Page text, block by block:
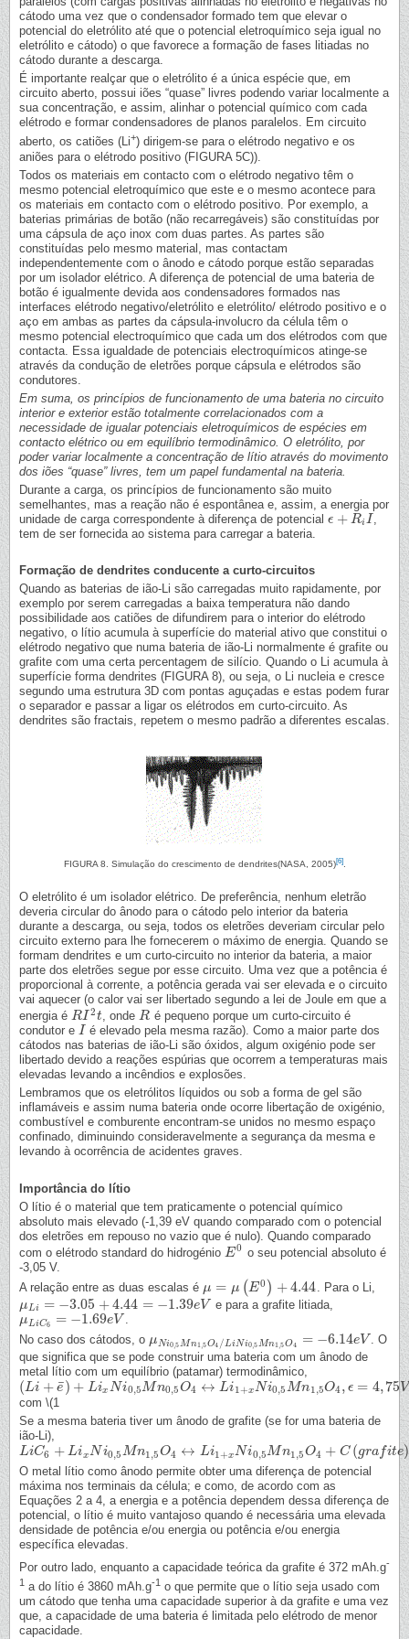
cátodo uma vez que o condensador formado tem que elevar o
potencial do eletrólito até que o potencial eletroquímico seja igual no
eletrólito e cátodo) o que favorece a formação de fases litiadas no
cátodo durante a descarga.
É importante realçar que o eletrólito é a única espécie que, em
circuito aberto, possui iões “quase” livres podendo variar localmente a
sua concentração, e assim, alinhar o potencial químico com cada
elétrodo e formar condensadores de planos paralelos. Em circuito
aberto, os catiões (Li+) dirigem-se para o elétrodo negativo e os
aniões para o elétrodo positivo (FIGURA 5C)).
Todos os materiais em contacto com o elétrodo negativo têm o
mesmo potencial eletroquímico que este e o mesmo acontece para
os materiais em contacto com o elétrodo positivo. Por exemplo, a
baterias primárias de botão (não recarregáveis) são constituídas por
uma cápsula de aço inox com duas partes. As partes são
constituídas pelo mesmo material, mas contactam
independentemente com o ânodo e cátodo porque estão separadas
por um isolador elétrico. A diferença de potencial de uma bateria de
botão é igualmente devida aos condensadores formados nas
interfaces elétrodo negativo/eletrólito e eletrólito/ elétrodo positivo e o
aço em ambas as partes da cápsula-involucro da célula têm o
mesmo potencial electroquímico que cada um dos elétrodos com que
contacta. Essa igualdade de potenciais electroquímicos atinge-se
através da condução de eletrões porque cápsula e elétrodos são
condutores.
Em suma, os princípios de funcionamento de uma bateria no circuito
interior e exterior estão totalmente correlacionados com a
necessidade de igualar potenciais eletroquímicos de espécies em
contacto elétrico ou em equilíbrio termodinâmico. O eletrólito, por
poder variar localmente a concentração de lítio através do movimento
dos iões “quase” livres, tem um papel fundamental na bateria.
Durante a carga, os princípios de funcionamento são muito
semelhantes, mas a reação não é espontânea e, assim, a energia por
unidade de carga correspondente à diferença de potencial ϵ + Ri I
ϵ +R iI
tem de ser fornecida ao sistema para carregar a bateria.
Formação de dendrites conducente a curto-circuitos
Quando as baterias de ião-Li são carregadas muito rapidamente, por
exemplo por serem carregadas a baixa temperatura não dando
possibilidade aos catiões de difundirem para o interior do elétrodo
negativo, o lítio acumula à superfície do material ativo que constitui o
elétrodo negativo que numa bateria de ião-Li normalmente é grafite ou
grafite com uma certa percentagem de silício. Quando o Li acumula à
superfície forma dendrites (FIGURA 8), ou seja, o Li nucleia e cresce
segundo uma estrutura 3D com pontas aguçadas e estas podem furar
o separador e passar a ligar os elétrodos em curto-circuito. As
dendrites são fractais, repetem o mesmo padrão a diferentes escalas.
FIGURA 8. Simulação do crescimento de dendrites(NASA, 2005)[6].
O eletrólito é um isolador elétrico. De preferência, nenhum eletrão
deveria circular do ânodo para o cátodo pelo interior da bateria
durante a descarga, ou seja, todos os eletrões deveriam circular pelo
circuito externo para lhe fornecerem o máximo de energia. Quando se
formam dendrites e um curto-circuito no interior da bateria, a maior
parte dos eletrões segue por esse circuito. Uma vez que a potência é
proporcional à corrente, a potência gerada vai ser elevada e o circuito
vai aquecer (o calor vai ser libertado segundo a lei de Joule em que a
energia é RI 2t
RI2 t , ondeR
R é pequeno porque um curto-circuito é
condutor e I
I é elevado pela mesma razão). Como a maior parte dos
cátodos nas baterias de ião-Li são óxidos, algum oxigénio pode ser
libertado devido a reações espúrias que ocorrem a temperaturas mais
elevadas levando a incêndios e explosões.
Lembramos que os eletrólitos líquidos ou sob a forma de gel são
inflamáveis e assim numa bateria onde ocorre libertação de oxigénio,
combustível e comburente encontram-se unidos no mesmo espaço
confinado, diminuindo consideravelmente a segurança da mesma e
levando à ocorrência de acidentes graves.
Importância do lítio
O lítio é o material que tem praticamente o potencial químico
absoluto mais elevado (-1,39 eV quando comparado com o potencial
dos eletrões em repouso no vazio que é nulo). Quando comparado
com o elétrodo standard do hidrogénio E0
E0 o seu potencial absoluto é
-3,05 V.
A relação entre as duas escalas é μ = μ (E0 ) +4.44
μ= μ( E0 )+4.44 . Para o Li,
μLi = −3.05 +4.44 = −1.39eV
μLi= −3.05+4.44= −1.39 eV e para a grafite litiada,
μ LiC6 = −1.69eV
μLiC6= −1.69eV
.
No caso dos cátodos, o μ Ni0,5 Mn1,5O4 / LiNi0,5 Mn1,5O4 = −6.14eV
μNi0,5Mn1,5O 4/ LiNi0,5Mn1, 5O 4=−6.14eV . O
que significa que se pode construir uma bateria com um ânodo de
metal lítio com um equilíbrio (patamar) termodinâmico,
( Li + e
¯) + Lix Ni0,5 Mn0,5O4 ↔ Li1+x Ni0,5 Mn1,5O4, ϵ = 4,75V
(Li+ e¯) +L xN i0,5Mn0, 5O4↔L i1+xNi0, 5Mn1,5O4,ϵ =4,75V
com \(1
Se a mesma bateria tiver um ânodo de grafite (se for uma bateria de
ião-Li),
LiC6 + LixN i0,5Mn1 ,5O4 ↔ Li1+xNi0,5Mn1 ,5O4 + C (grafite)
LiC6+ Lix Ni0,5M n1 ,5O4↔ Li1+ xNi0 ,5Mn1,5O4 +C(gra ite),ϵ =4 ,45 V
O metal lítio como ânodo permite obter uma diferença de potencial
máxima nos terminais da célula; e como, de acordo com as
Equações 2 a 4, a energia e a potência dependem dessa diferença de
potencial, o lítio é muito vantajoso quando é necessária uma elevada
densidade de potência e/ou energia ou potência e/ou energia
específica elevadas.
Por outro lado, enquanto a capacidade teórica da grafite é 372 mAh.g-
1 a do lítio é 3860 mAh.g-1 o que permite que o lítio seja usado com
um cátodo que tenha uma capacidade superior à da grafite e uma vez
que, a capacidade de uma bateria é limitada pelo elétrodo de menor
capacidade.